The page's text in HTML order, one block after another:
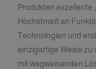
Produkten exzellente
Höchstmaß an
Technologien und
einzigartige Weise zu
mit wegweisenden